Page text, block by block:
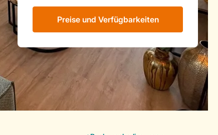
Preise und Verfügbarkeiten